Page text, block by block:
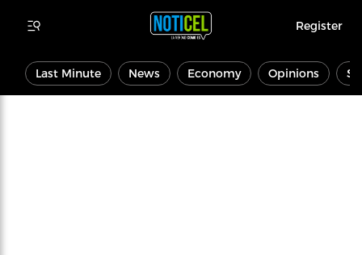
Register
Last Minute News Economy Opinions